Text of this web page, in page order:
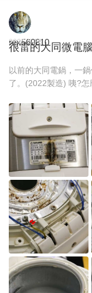
rex560810
2025-5-28
很雷的大同微電
以前的大同電鍋，一
了。(2022製造) 咦?怎